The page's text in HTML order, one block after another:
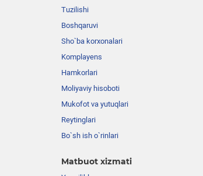
Tuzilishi
Boshqaruvi
Sho`ba korxonalari
Komplayens
Hamkorlari
Moliyaviy hisoboti
Mukofot va yutuqlari
Reytinglari
Bo`sh ish o`rinlari
Matbuot xizmati